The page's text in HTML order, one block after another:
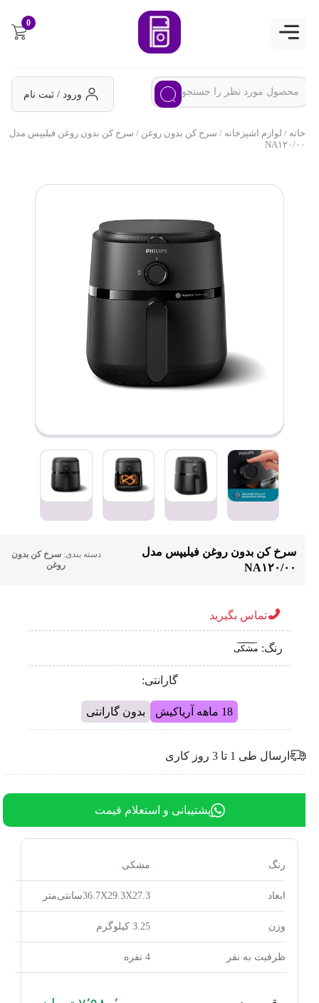
ورود / ثبت نام
خانه/لوازم اشپزخانه/سرخ کن بدون روغن/ سرخ کن بدون روغن فیلیپس مدل
NA۱۲۰/۰۰
سرخ کن بدون روغن فیلیپس مدل
NA۱۲۰/۰۰
دسته بندی:سرخ کن بدون
روغن
تماس بگیرید
رنگ: مشکی
گارانتی:
بدون گارانتی
ارسال طی 1 تا 3 روز کاری
پشتیبانی و استعلام قیمت
رنگ مشکی
ابعاد 36.7X29.3X27.3سانتی‌متر
وزن 3.25 کیلوگرم
ظرفیت به نفر